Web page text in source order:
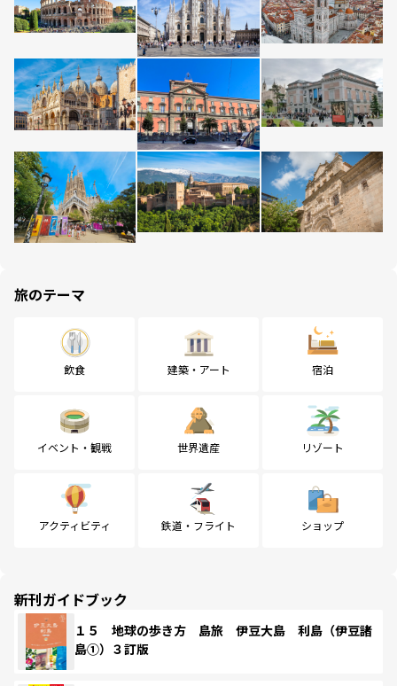
旅のテーマ
飲食 建築・アート 宿泊
イベント・観戦 世界遺産 リゾート
アクティビティ 鉄道・フライト ショップ
新刊ガイドブック
１５ 地球の歩き方 島旅 伊豆大島 利島（伊豆諸
島①）３訂版